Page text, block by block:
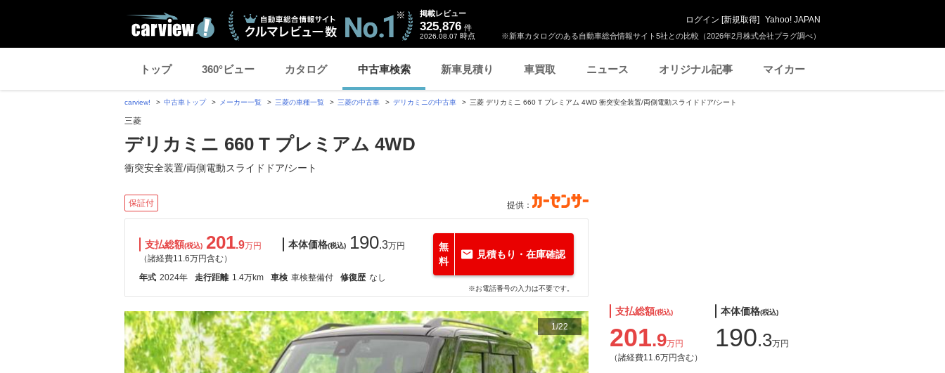
※新車カタログのある自動車総合情報サイト5社との比較（2026年2月株式会社プラグ調べ）
掲載レビュー
325,876 件
2026.08.07 時点
ログイン [新規取得] Yahoo! JAPAN
トップ 360°ビュー カタログ 中古車検索 新車見積り 車買取 ニュース オリジナル記事 マイカー
carview! 中古車トップ メーカー一覧 三菱の車種一覧 三菱の中古車 デリカミニの中古車 三菱 デリカミニ 660 T プレミアム 4WD 衝突安全装置/両側電動スライドドア/シート
三菱
デリカミニ 660 T プレミアム 4WD
衝突安全装置/両側電動スライドドア/シート
保証付 提供：
支払総額(税込) 201.9万円
（諸経費11.6万円含む）
本体価格(税込) 190.3万円
年式 2024年 走行距離 1.4万km 車検 車検整備付 修復歴 なし
無
料
見積もり・在庫確認
※お電話番号の入力は不要です。
1/22
支払総額(税込)
201.9万円
（諸経費11.6万円含む）
本体価格(税込)
190.3万円